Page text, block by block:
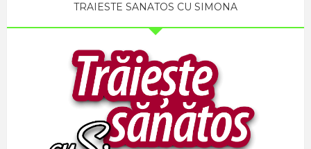
TRAIESTE SANATOS CU SIMONA